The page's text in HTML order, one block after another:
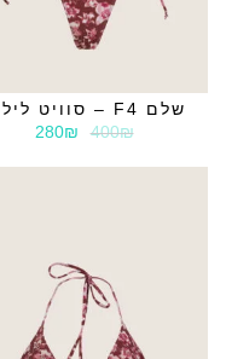
שלם F4 – סוויט ליליס
400₪
280₪